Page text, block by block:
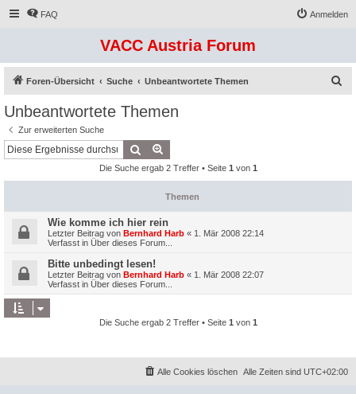
FAQ Anmelden
VACC Austria Forum
Foren-Übersicht Suche Unbeantwortete Themen
Unbeantwortete Themen
Zur erweiterten Suche
Suche
Die Suche ergab 2 Treffer • Seite 1 von 1
Themen
Wie komme ich hier rein
Letzter Beitrag von Bernhard Harb « 1. Mär 2008 22:14
Verfasst in Über dieses Forum...
Bitte unbedingt lesen!
Letzter Beitrag von Bernhard Harb « 1. Mär 2008 22:07
Verfasst in Über dieses Forum...
Die Suche ergab 2 Treffer • Seite 1 von 1
Alle Zeiten sind UTC+02:00
Alle Cookies löschen